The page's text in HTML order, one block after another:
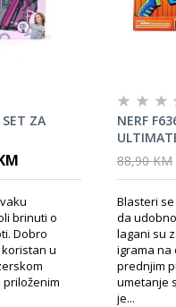
SET ZA
brinuti o
Dobro
u
NERF
88,90 KM
Blasteri
da
lagani su
igrama na
prednjim
umetanje
je...